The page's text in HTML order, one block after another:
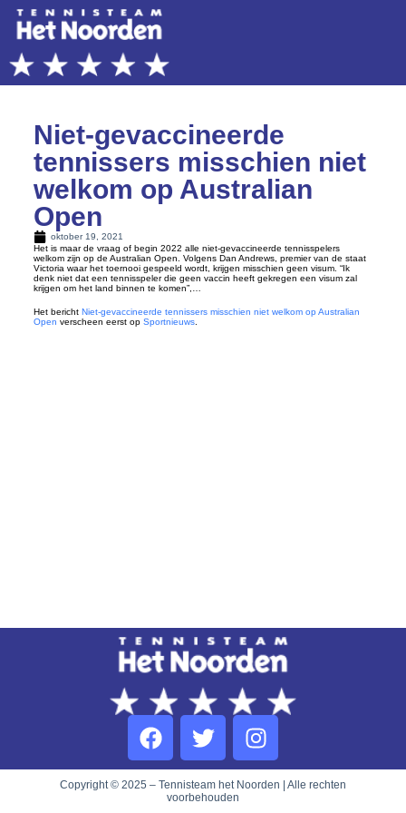
Niet-gevaccineerde
tennissers misschien niet
welkom op Australian
Open
oktober 19, 2021
Het is maar de vraag of begin 2022 alle niet-gevaccineerde tennisspelers
welkom zijn op de Australian Open. Volgens Dan Andrews, premier van de staat
Victoria waar het toernooi gespeeld wordt, krijgen misschien geen visum. “Ik
denk niet dat een tennisspeler die geen vaccin heeft gekregen een visum zal
krijgen om het land binnen te komen”,…
Het bericht Niet-gevaccineerde tennissers misschien niet welkom op Australian
Open verscheen eerst op Sportnieuws.
Copyright © 2025 – Tennisteam het Noorden | Alle rechten
voorbehouden